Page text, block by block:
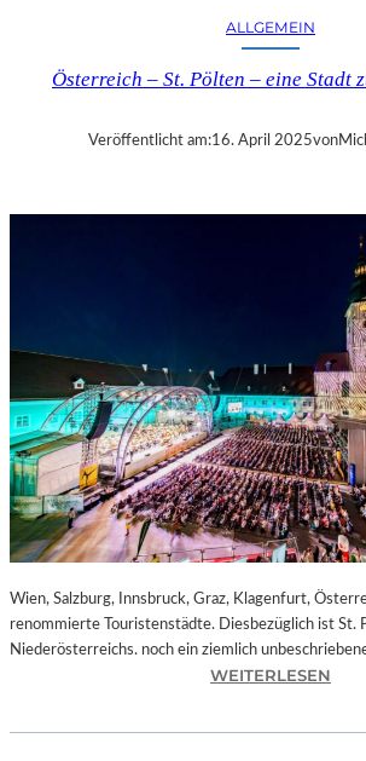
ALLGEMEIN
Österreich – St. Pölten – eine Stadt
Veröffentlicht am:16. April 2025von
Wien, Salzburg, Innsbruck, Graz, Klagenfurt,
renommierte Touristenstädte. Diesbezüglich ist St.
Niederösterreichs. noch ein ziemlich
WEITERLESEN